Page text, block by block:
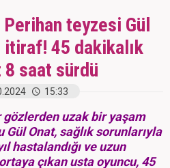
teyzesi Gül
itiraf! 45 dakikalık
saat sürdü
15:33
gözlerden uzak bir yaşam
Gül Onat, sağlık sorunlarıyla
hastalandığı ve uzun
çıkan usta oyuncu, 45